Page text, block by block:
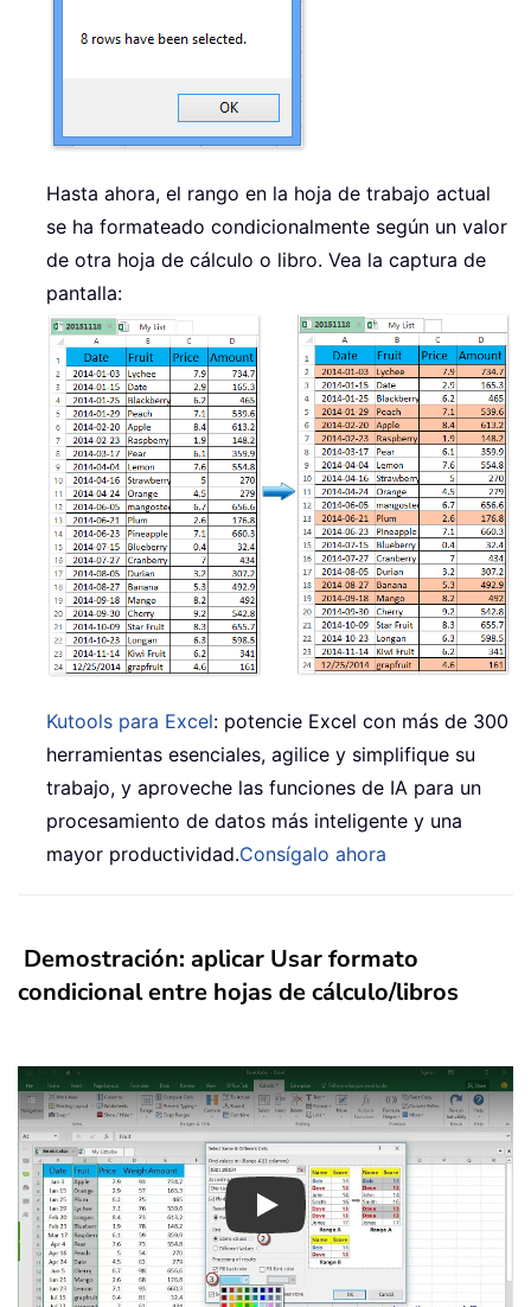
Hasta ahora, el rango en la hoja de trabajo actual
se ha formateado condicionalmente según un valor
de otra hoja de cálculo o libro. Vea la captura de
pantalla:
Kutools para Excel: potencie Excel con más de 300
herramientas esenciales, agilice y simplifique su
trabajo, y aproveche las funciones de IA para un
procesamiento de datos más inteligente y una
mayor productividad.Consígalo ahora
Demostración: aplicar Usar formato
condicional entre hojas de cálculo/libros
Play